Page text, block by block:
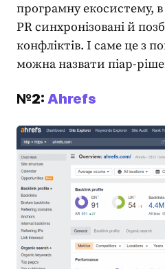
програмну екосистему, в
PRсинхронізовані й
конфліктів. І саме це з
можна назвати піар-
№2: Ahrefs